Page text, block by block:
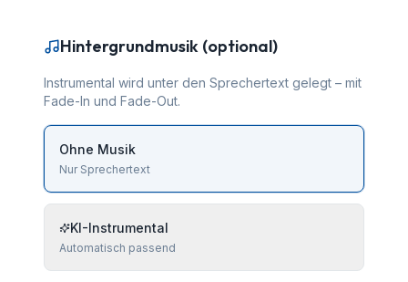
Hintergrundmusik (optional)
Instrumental wird unter den Sprechertext gelegt – mit
Fade-In und Fade-Out.
Ohne Musik
Nur Sprechertext
KI-Instrumental
Automatisch passend